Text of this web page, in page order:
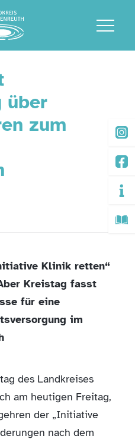
über
zum
Klinik retten“
Kreistag fasst
für eine
im
des Landkreises
am heutigen Freitag,
der „Initiative
nach dem